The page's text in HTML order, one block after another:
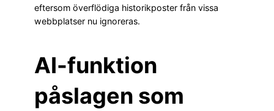
eftersom överflödiga historikposter från vissa
webbplatser nu ignoreras.
AI-funktion
påslagen som